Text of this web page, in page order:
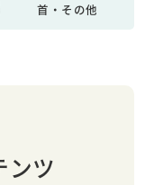
首・その他
ンツ